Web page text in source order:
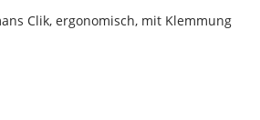
Clik, ergonomisch, mit Klemmung